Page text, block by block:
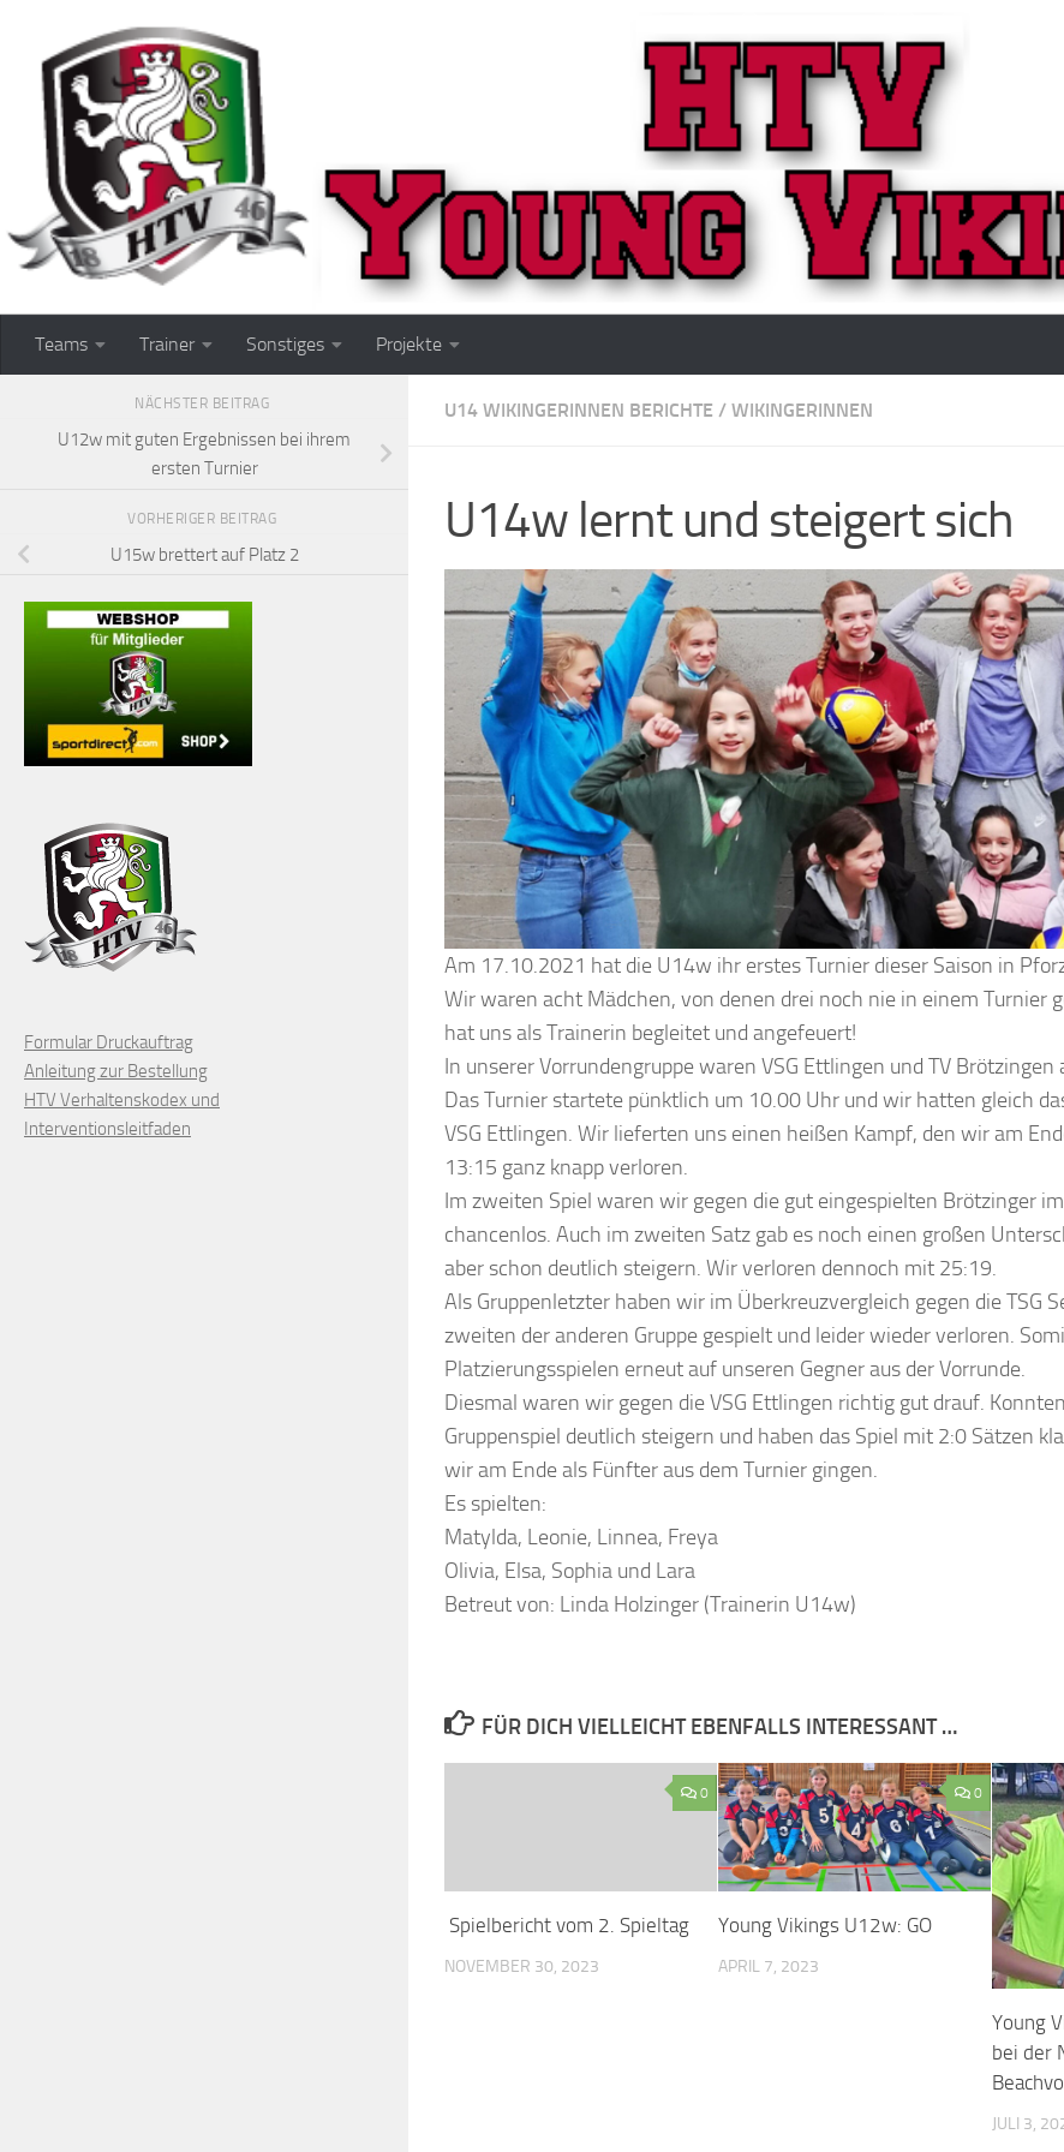
Zum Inhalt springen
Teams Trainer Sonstiges Projekte
U14 WIKINGERINNEN BERICHTE / WIKINGERINNEN
U14w lernt und steigert sich
Am 17.10.2021 hat die U14w ihr erstes Turnier dieser Saison in
Wir waren acht Mädchen, von denen drei noch nie in einem Turnier
hat uns als Trainerin begleitet und angefeuert!
In unserer Vorrundengruppe waren VSG Ettlingen und TV Brötzingen
Das Turnier startete pünktlich um 10.00 Uhr und wir hatten gleich
VSG Ettlingen. Wir lieferten uns einen heißen Kampf, den wir am
13:15 ganz knapp verloren.
Im zweiten Spiel waren wir gegen die gut eingespielten Brötzinger
chancenlos. Auch im zweiten Satz gab es noch einen großen
aber schon deutlich steigern. Wir verloren dennoch mit 25:19.
Als Gruppenletzter haben wir im Überkreuzvergleich gegen die TSG
zweiten der anderen Gruppe gespielt und leider wieder verloren.
Platzierungsspielen erneut auf unseren Gegner aus der Vorrunde.
Diesmal waren wir gegen die VSG Ettlingen richtig gut drauf.
Gruppenspiel deutlich steigern und haben das Spiel mit 2:0 Sätzen
wir am Ende als Fünfter aus dem Turnier gingen.
Es spielten:
Matylda, Leonie, Linnea, Freya
Olivia, Elsa, Sophia und Lara
Betreut von: Linda Holzinger (Trainerin U14w)
FÜR DICH VIELLEICHT EBENFALLS INTERESSANT …
0
Spielbericht vom 2. Spieltag
NOVEMBER 30, 2023
0
Young Vikings U12w: GO
APRIL 7, 2023
Young
bei der
JULI 3,
NÄCHSTER BEITRAG
U12w mit guten Ergebnissen bei ihrem
ersten Turnier
VORHERIGER BEITRAG
U15w brettert auf Platz 2
Formular Druckauftrag
Anleitung zur Bestellung
HTV Verhaltenskodex und
Interventionsleitfaden